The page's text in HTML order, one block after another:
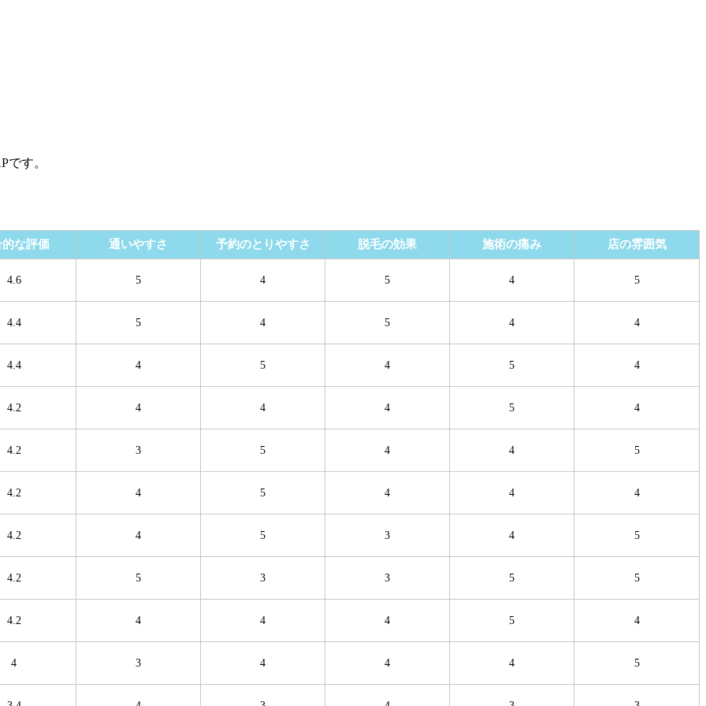
す。
な評価 通いやすさ 予約のとりやすさ 脱毛の効果 施術の痛み 店の雰囲気
4.6 5 4 5 4 5
4.4 5 4 5 4 4
4.4 4 5 4 5 4
4.2 4 4 4 5 4
4.2 3 5 4 4 5
4.2 4 5 4 4 4
4.2 4 5 3 4 5
4.2 5 3 3 5 5
4.2 4 4 4 5 4
4 3 4 4 4 5